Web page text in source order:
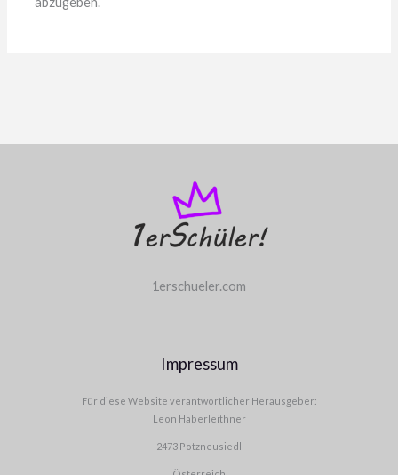
1erschueler.com
Impressum
Für diese Website verantwortlicher Herausgeber:
Leon Haberleithner
2473 Potzneusiedl